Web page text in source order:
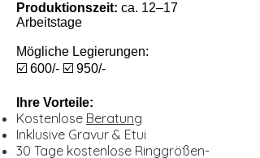
Produktionszeit: ca. 12–17
Arbeitstage
Mögliche Legierungen:
☑️ 600/- ☑️ 950/-
Ihre Vorteile:
Kostenlose Beratung
Inklusive Gravur & Etui
30 Tage kostenlose Ringgrößen-